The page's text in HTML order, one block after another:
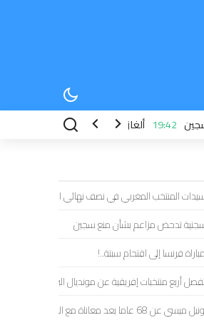
19:42 ألغاز الصيف المُحيّرة.. من مباراة فرنسا
المنتخب المغربي في نصف نهائي الكان ومونديال
سجنية تدحض مزاعم بشأن منع سجين
فرنسا إلى اقتحام سبتة..!
بعد معاناة مع المرض